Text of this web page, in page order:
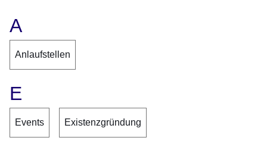
A
Anlaufstellen
E
Events Existenzgründung